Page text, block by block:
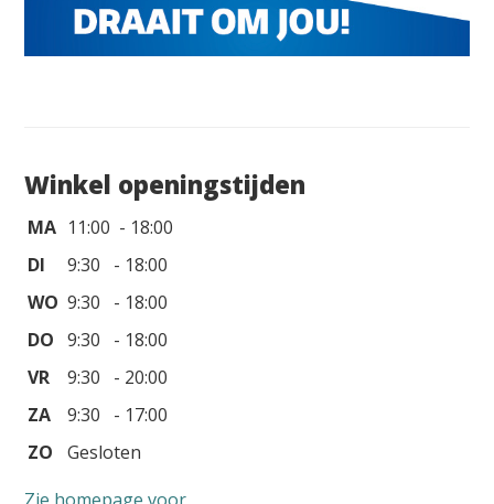
Winkel openingstijden
MA 11:00 - 18:00
DI
9:30 - 18:00
WO 9:30 - 18:00
DO
9:30 - 18:00
VR
9:30 - 20:00
ZA
9:30 - 17:00
ZO
Gesloten
Zie homepage voor